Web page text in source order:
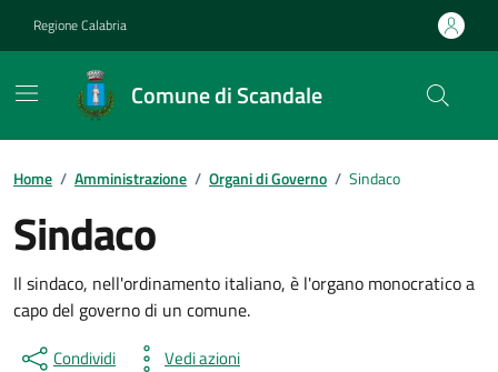
Regione Calabria
Comune di Scandale
Home / Amministrazione / Organi di Governo / Sindaco
Sindaco
Il sindaco, nell'ordinamento italiano, è l'organo monocratico a
capo del governo di un comune.
Condividi Vedi azioni